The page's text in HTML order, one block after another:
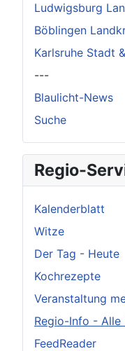
Ludwigsburg
Böblingen
Karlsruhe Stadt
---
Blaulicht-News
Suche
Regio-
Kalenderblatt
Witze
Der Tag - Heute
Kochrezepte
Veranstaltung
Regio-Info - Alle
FeedReader